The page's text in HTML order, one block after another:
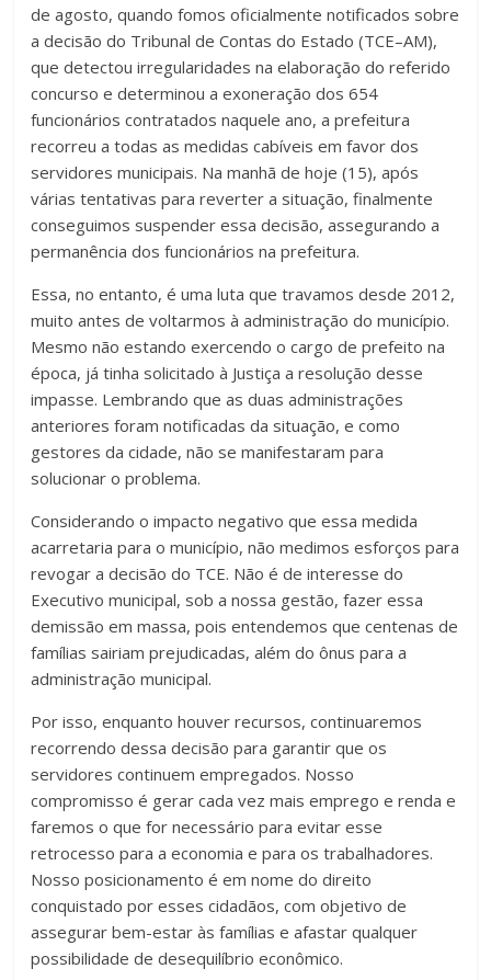
de agosto, quando fomos oficialmente notificados sobre
a decisão do Tribunal de Contas do Estado (TCE–AM),
que detectou irregularidades na elaboração do referido
concurso e determinou a exoneração dos 654
funcionários contratados naquele ano, a prefeitura
recorreu a todas as medidas cabíveis em favor dos
servidores municipais. Na manhã de hoje (15), após
várias tentativas para reverter a situação, finalmente
conseguimos suspender essa decisão, assegurando a
permanência dos funcionários na prefeitura.
Essa, no entanto, é uma luta que travamos desde 2012,
muito antes de voltarmos à administração do município.
Mesmo não estando exercendo o cargo de prefeito na
época, já tinha solicitado à Justiça a resolução desse
impasse. Lembrando que as duas administrações
anteriores foram notificadas da situação, e como
gestores da cidade, não se manifestaram para
solucionar o problema.
Considerando o impacto negativo que essa medida
acarretaria para o município, não medimos esforços para
revogar a decisão do TCE. Não é de interesse do
Executivo municipal, sob a nossa gestão, fazer essa
demissão em massa, pois entendemos que centenas de
famílias sairiam prejudicadas, além do ônus para a
administração municipal.
Por isso, enquanto houver recursos, continuaremos
recorrendo dessa decisão para garantir que os
servidores continuem empregados. Nosso
compromisso é gerar cada vez mais emprego e renda e
faremos o que for necessário para evitar esse
retrocesso para a economia e para os trabalhadores.
Nosso posicionamento é em nome do direito
conquistado por esses cidadãos, com objetivo de
assegurar bem-estar às famílias e afastar qualquer
possibilidade de desequilíbrio econômico.